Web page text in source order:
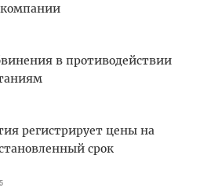
в противодействии
регистрирует цены на
срок